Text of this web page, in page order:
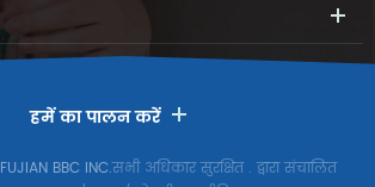
हमें का पालन करें
FUJIAN BBC INC.सभी अधिकार सुरक्षित . द्वारा संचालित